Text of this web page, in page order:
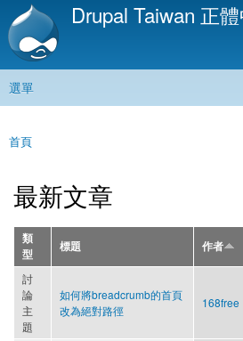
移
內
Drupal Taiwan 正
主選單
選單
您在這裡
首頁
最新文章
類
型
標題 作者
討
論
主
題
如何將breadcrumb的首頁
改為絕對路徑
168free